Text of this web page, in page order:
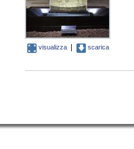
visualizza scarica